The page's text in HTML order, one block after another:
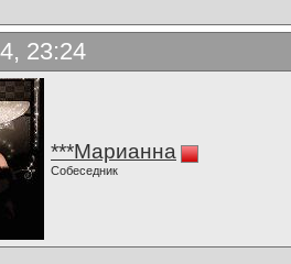
23:24
***Марианна
Собеседник